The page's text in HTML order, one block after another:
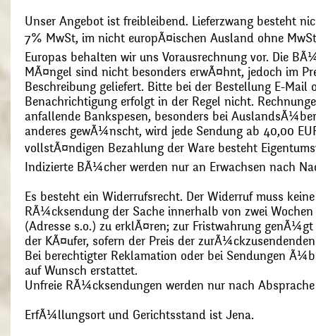
Unser Angebot ist freibleibend. Lieferzwang besteht
7% MwSt, im nicht europÃ¤ischen Ausland ohne
Europas behalten wir uns Vorausrechnung vor. Die
MÃ¤ngel sind nicht besonders erwÃ¤hnt, jedoch im
Beschreibung geliefert. Bitte bei der Bestellung E-Mail
Benachrichtigung erfolgt in der Regel nicht.
anfallende Bankspesen, besonders bei
anderes gewÃ¼nscht, wird jede Sendung ab 40,00
vollstÃ¤ndigen Bezahlung der Ware besteht
Indizierte BÃ¼cher werden nur an Erwachsen nach
Es besteht ein Widerrufsrecht. Der Widerruf muss
RÃ¼cksendung der Sache innerhalb von zwei
(Adresse s.o.) zu erklÃ¤ren; zur Fristwahrung
der KÃ¤ufer, sofern der Preis der
Bei berechtigter Reklamation oder bei Sendungen
auf Wunsch erstattet.
Unfreie RÃ¼cksendungen werden nur nach
ErfÃ¼llungsort und Gerichtsstand ist Jena.